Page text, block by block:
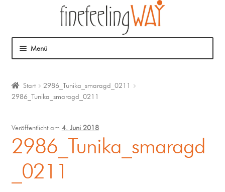
Menü
Mein Angebot
Coaching
Klangmassage
Start
2986_Tunika_smaragd_0211
2986_Tunika_smaragd_0211
Veröffentlicht am 4. Juni 2018
2986_Tunika_smaragd
_0211